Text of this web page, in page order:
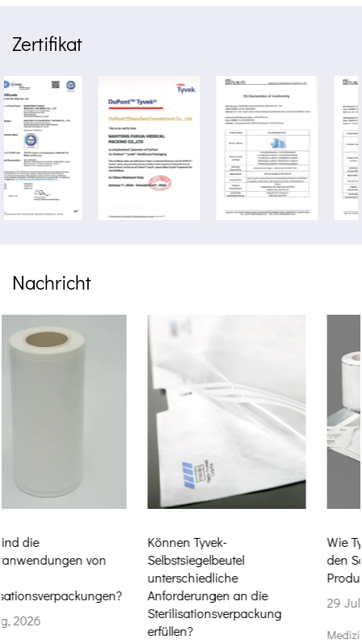
Zertifikat
Nachricht
Können Tyvek-
Selbstsiegelbeutel
Anforderungen an die
Sterilisationsverpackung
erfüllen?
Wie Tyvek-Autoklavenbeutel
den Schutz medizinischer
Produkte verbessern
29 Jul, 2026
Medizinische Verpackungen